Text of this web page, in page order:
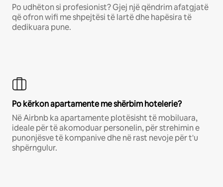
Po udhëton si profesionist? Gjej një qëndrim afatgjatë
që ofron wifi me shpejtësi të lartë dhe hapësira të
dedikuara pune.
Po kërkon apartamente me shërbim hotelerie?
Në Airbnb ka apartamente plotësisht të mobiluara,
ideale për të akomoduar personelin, për strehimin e
punonjësve të kompanive dhe në rast nevoje për t'u
shpërngulur.